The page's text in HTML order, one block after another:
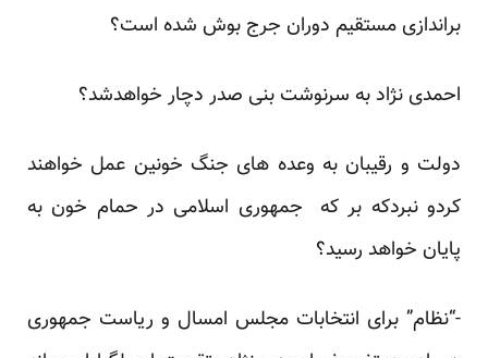
براندازی مستقیم دوران جرج بوش شده است؟
احمدی نژاد به سرنوشت بنی صدر دچار خواهدشد؟
دولت و رقیبان به وعده های جنگ خونین عمل خواهند
کردو نبردکه بر که جمهوری اسلامی در حمام خون به
پایان خواهد رسید؟
-“نظام” برای انتخابات مجلس امسال و ریاست جمهوری